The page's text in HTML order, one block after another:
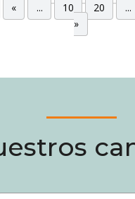
« ... 10 20 ...
»